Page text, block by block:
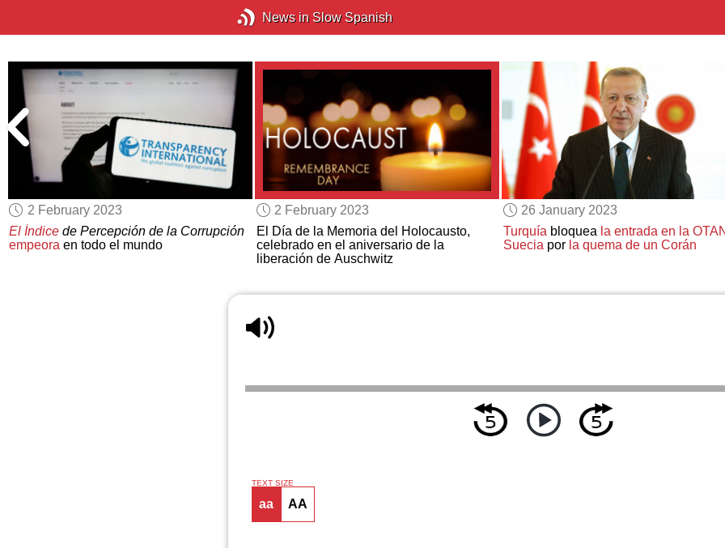
News in Slow Spanish
2 February 2023
El Índice de Percepción de la Corrupción
empeora en todo el mundo
2 February 2023
El Día de la Memoria del Holocausto,
celebrado en el aniversario de la
liberación de Auschwitz
26 January 2023
Turquíabloquea la entrada en la
Sueciapor la quema de un Corán
TEXT SIZE
aa AA